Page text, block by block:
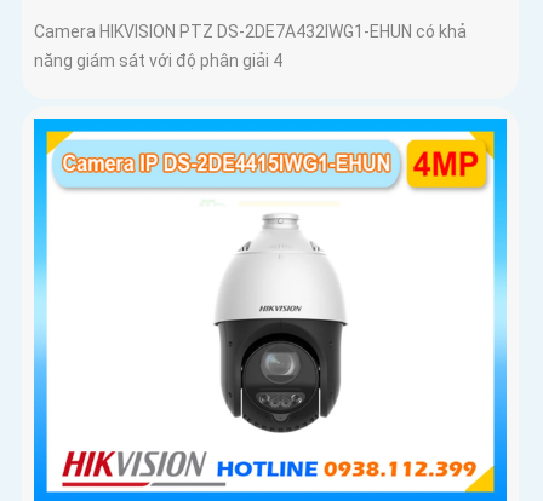
Camera HIKVISION PTZ DS-2DE7A432IWG1-EHUN có khả
năng giám sát với độ phân giải 4